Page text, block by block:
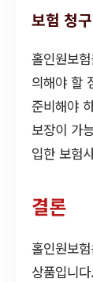
보험 청
홀인원보
의해야 할
준비해야
보장이 가
입한 보험
결론
홀인원보
상품입니